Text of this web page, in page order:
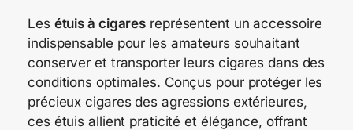
Les étuis à cigares représentent un accessoire
indispensable pour les amateurs souhaitant
conserver et transporter leurs cigares dans des
conditions optimales. Conçus pour protéger les
précieux cigares des agressions extérieures,
ces étuis allient praticité et élégance, offrant